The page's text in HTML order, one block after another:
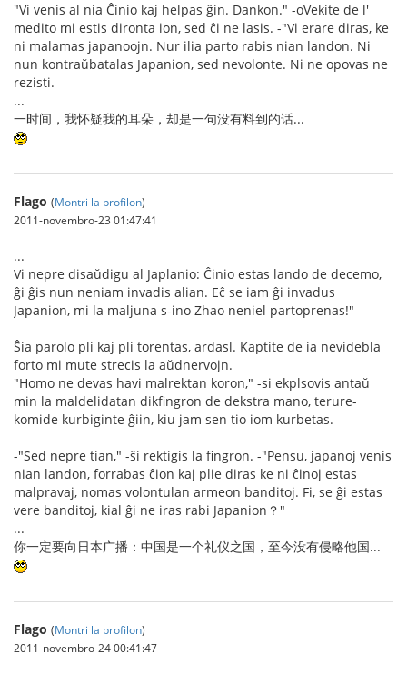
"Vi venis al nia Ĉinio kaj helpas ĝin. Dankon." -oVekite de l'
medito mi estis dironta ion, sed ĉi ne lasis. -"Vi erare diras, ke
ni malamas japanoojn. Nur ilia parto rabis nian landon. Ni
nun kontraŭbatalas Japanion, sed nevolonte. Ni ne opovas ne
rezisti.
...
一时间，我怀疑我的耳朵，却是一句没有料到的话...
Flago (Montri la profilon)
2011-novembro-23 01:47:41
...
Vi nepre disaŭdigu al Japlanio: Ĉinio estas lando de decemo,
ĝi ĝis nun neniam invadis alian. Eĉ se iam ĝi invadus
Japanion, mi la maljuna s-ino Zhao neniel partoprenas!"
Ŝia parolo pli kaj pli torentas, ardasl. Kaptite de ia nevidebla
forto mi mute strecis la aŭdnervojn.
"Homo ne devas havi malrektan koron," -si ekplsovis antaŭ
min la maldelidatan dikfingron de dekstra mano, terure-
komide kurbiginte ĝiin, kiu jam sen tio iom kurbetas.
-"Sed nepre tian," -ŝi rektigis la fingron. -"Pensu, japanoj venis
nian landon, forrabas ĉion kaj plie diras ke ni ĉinoj estas
malpravaj, nomas volontulan armeon banditoj. Fi, se ĝi estas
vere banditoj, kial ĝi ne iras rabi Japanion？"
...
你一定要向日本广播：中国是一个礼仪之国，至今没有侵略他国...
Flago (Montri la profilon)
2011-novembro-24 00:41:47